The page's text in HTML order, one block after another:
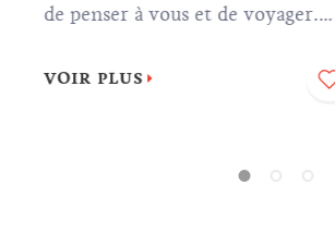
de penser à vous et de voyager.
paix intérieure en Croatie, tout
et profiter de votre voyage.
VOIR PLUS